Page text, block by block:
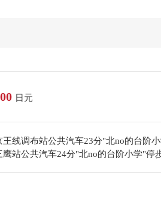
日元
王线调布站公共汽车23分"北no的台阶
鹰站公共汽车24分"北no的台阶小学"停